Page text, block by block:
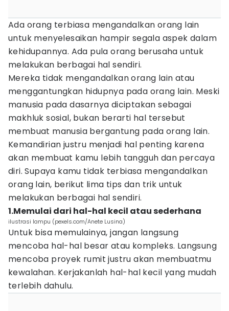
Ada orang terbiasa mengandalkan orang lain
untuk menyelesaikan hampir segala aspek dalam
kehidupannya. Ada pula orang berusaha untuk
melakukan berbagai hal sendiri.
Mereka tidak mengandalkan orang lain atau
menggantungkan hidupnya pada orang lain. Meski
manusia pada dasarnya diciptakan sebagai
makhluk sosial, bukan berarti hal tersebut
membuat manusia bergantung pada orang lain.
Kemandirian justru menjadi hal penting karena
akan membuat kamu lebih tangguh dan percaya
diri. Supaya kamu tidak terbiasa mengandalkan
orang lain, berikut lima tips dan trik untuk
melakukan berbagai hal sendiri.
1.Memulai dari hal-hal kecil atau sederhana
ilustrasi lampu (pexels.com/Anete Lusina)
Untuk bisa memulainya, jangan langsung
mencoba hal-hal besar atau kompleks. Langsung
mencoba proyek rumit justru akan membuatmu
kewalahan. Kerjakanlah hal-hal kecil yang mudah
terlebih dahulu.